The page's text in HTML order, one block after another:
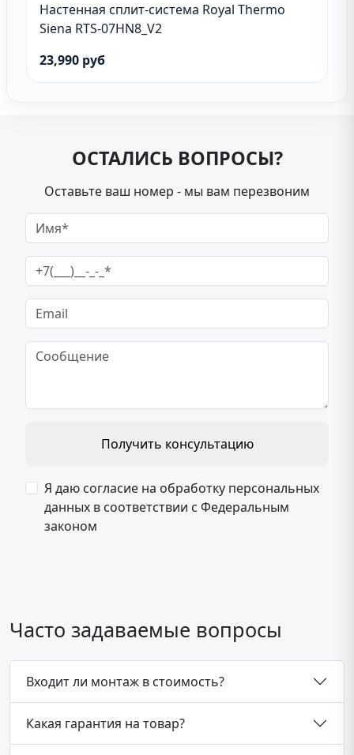
Настенная сплит-система Royal Thermo
Siena RTS-07HN8_V2
23,990 руб
ОСТАЛИСЬ ВОПРОСЫ?
Оставьте ваш номер - мы вам перезвоним
Получить консультацию
Я даю согласие на обработку персональных
данных в соответствии с Федеральным
законом
Часто задаваемые вопросы
Входит ли монтаж в стоимость?
Какая гарантия на товар?